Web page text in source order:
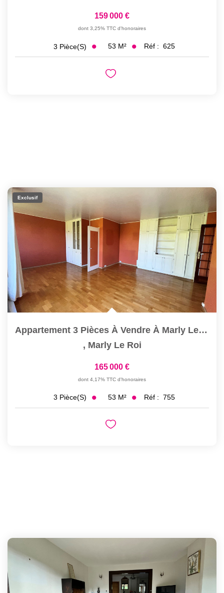
159 000 €
dont 3,25% TTC d'honoraires
3 Pièce(s) 53 M² Réf : 625
Exclusif
Appartement 3 Pièces À Vendre À Marly Le Roi - Dernier...
, Marly Le Roi
165 000 €
dont 4,17% TTC d'honoraires
3 Pièce(s) 53 M² Réf : 755